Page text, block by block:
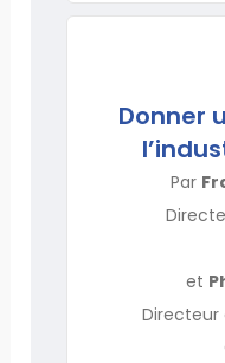
Donner
Par
et
Directeur